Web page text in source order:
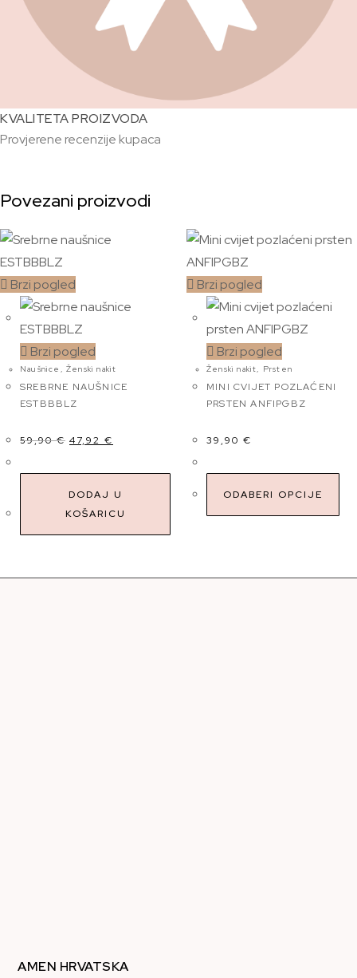
KVALITETA PROIZVODA
Provjerene recenzije kupaca
Povezani proizvodi
Brzi pogled
Brzi pogled
Naušnice ,Ženski nakit
SREBRNE NAUŠNICE
ESTBBBLZ
59,90€ 47,92 €
DODAJ U
KOŠARICU
Brzi pogled
Brzi pogled
Ženski nakit, Prsten
MINI CVIJET POZLAĆENI
PRSTEN ANFIPGBZ
39,90 €
ODABERI OPCIJE
AMEN HRVATSKA